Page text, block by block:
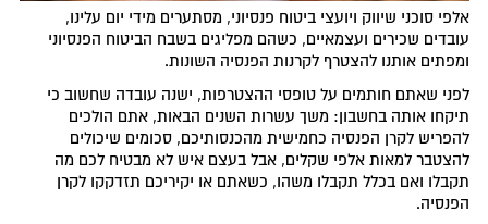
אלפי סוכני שיווק ויועצי ביטוח פנסיוני, מסתערים מידי יום עלינו,
עובדים שכירים ועצמאיים, כשהם מפליגים בשבח הביטוח הפנסיוני
ומפתים אותנו להצטרף לקרנות הפנסיה השונות.
לפני שאתם חותמים על טופסי ההצטרפות, ישנה עובדה שחשוב כי
תיקחו אותה בחשבון: משך עשרות השנים הבאות, אתם הולכים
להפריש לקרן הפנסיה כחמישית מהכנסותיכם, סכומים שיכולים
להצטבר למאות אלפי שקלים, אבל בעצם איש לא מבטיח לכם מה
תקבלו ואם בכלל תקבלו משהו, כשאתם או יקיריכם תזדקקו לקרן
הפנסיה.